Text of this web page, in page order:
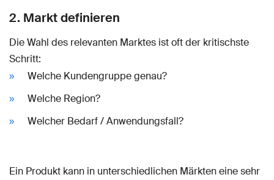
2. Markt definieren
Die Wahl des relevanten Marktes ist oft der kritischste
Schritt:
Welche Kundengruppe genau?
Welche Region?
Welcher Bedarf / Anwendungsfall?
Ein Produkt kann in unterschiedlichen Märkten eine sehr